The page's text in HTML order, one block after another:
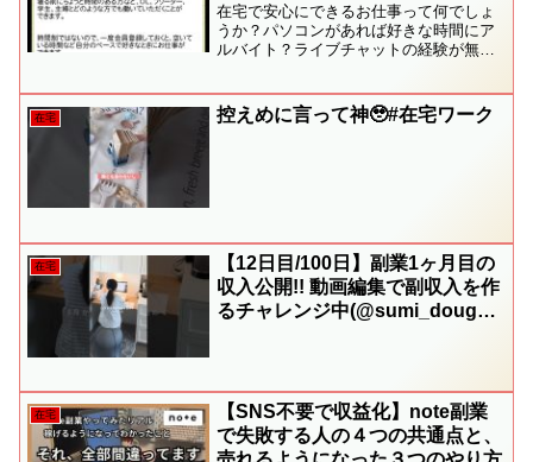
在宅で安心にできるお仕事って何でしょ
うか？パソコンがあれば好きな時間にア
ルバイト？ライブチャットの経験が無く
なたのお手伝いをします。家でひきこも
りがちなアナタ、社会経験...
在宅 控えめに言って神🥹#在宅ワーク
在宅
【12日目/100日】副業1ヶ月目の
収入公開!! 動画編集で副収入を作
るチャレンジ中(@sumi_douga_
在宅
【SNS不要で収益化】note副業
で失敗する人の４つの共通点と、